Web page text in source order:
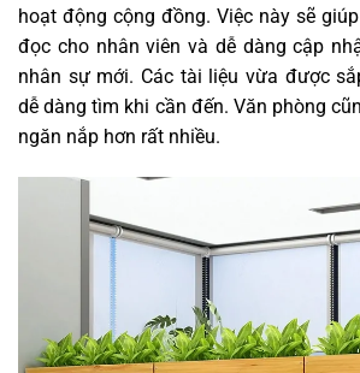
hoạt động cộng đồng. Việc này sẽ
đọc cho nhân viên và dễ dàng cập
nhân sự mới. Các tài liệu vừa được
dễ dàng tìm khi cần đến. Văn phòng
ngăn nắp hơn rất nhiều.